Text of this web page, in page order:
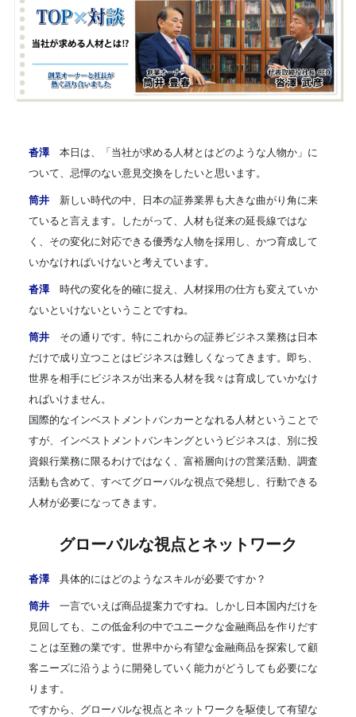
沓澤本日は、「当社が求める人材とはどのような人物か」に
ついて、忌憚のない意見交換をしたいと思います。
筒井 新しい時代の中、日本の証券業界も大きな曲がり角に来
ていると言えます。したがって、人材も従来の延長線ではな
く、その変化に対応できる優秀な人物を採用し、かつ育成して
いかなければいけないと考えています。
沓澤時代の変化を的確に捉え、人材採用の仕方も変えていか
ないといけないということですね。
筒井 その通りです。特にこれからの証券ビジネス業務は日本
だけで成り立つことはビジネスは難しくなってきます。即ち、
世界を相手にビジネスが出来る人材を我々は育成していかなけ
ればいけません。
国際的なインベストメントバンカーとなれる人材ということで
すが、インベストメントバンキングというビジネスは、別に投
資銀行業務に限るわけではなく、富裕層向けの営業活動、調査
活動も含めて、すべてグローバルな視点で発想し、行動できる
人材が必要になってきます。
グローバルな視点とネットワーク
沓澤具体的にはどのようなスキルが必要ですか？
筒井 一言でいえば商品提案力ですね。しかし日本国内だけを
見回しても、この低金利の中でユニークな金融商品を作りだす
ことは至難の業です。世界中から有望な金融商品を探索して顧
客ニーズに沿うように開発していく能力がどうしても必要にな
ります。
ですから、グローバルな視点とネットワークを駆使して有望な